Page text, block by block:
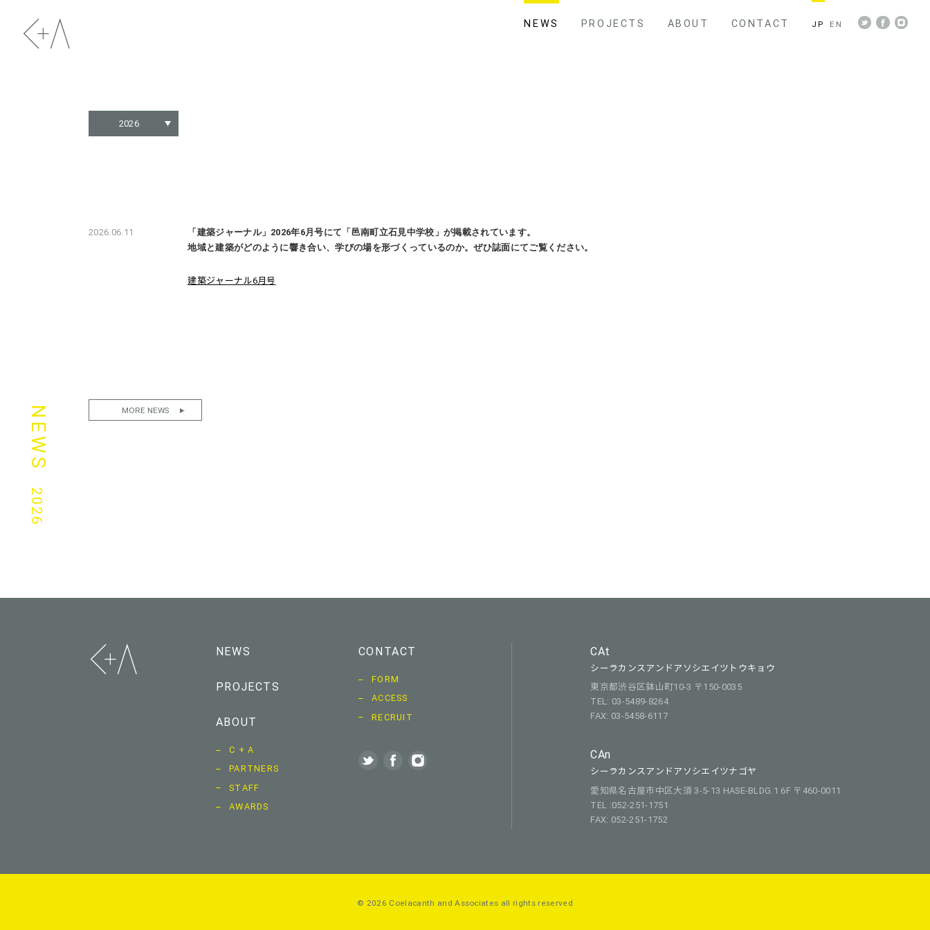
NEWS PROJECTS ABOUT CONTACT JP EN
NEWS
2026
2026
2026.06.11
「建築ジャーナル」2026年6月号にて「邑南町立石見中学校」が掲載されています。
地域と建築がどのように響き合い、学びの場を形づくっているのか。ぜひ誌面にてご覧ください。
建築ジャーナル6月号
MORE NEWS
NEWS
PROJECTS
ABOUT
C + A
PARTNERS
STAFF
AWARDS
CONTACT
FORM
ACCESS
RECRUIT
CAt
シーラカンスアンドアソシエイツトウキョウ
東京都渋谷区鉢山町10-3 〒150-0035
TEL: 03-5489-8264
FAX: 03-5458-6117
CAn
シーラカンスアンドアソシエイツナゴヤ
愛知県名古屋市中区大須 3-5-13 HASE-BLDG.1 6F 〒460-0011
TEL :052-251-1751
FAX: 052-251-1752
© 2026 Coelacanth and Associates all rights reserved